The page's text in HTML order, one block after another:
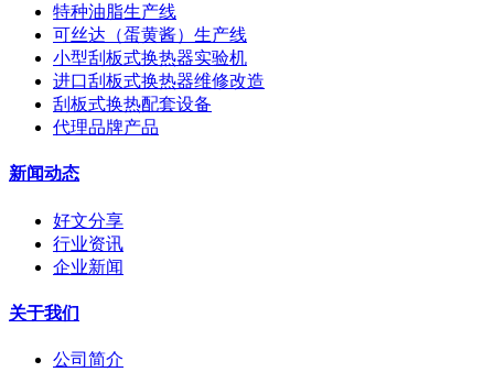
特种油脂生产线
可丝达（蛋黄酱）生产线
小型刮板式换热器实验机
进口刮板式换热器维修改造
刮板式换热配套设备
代理品牌产品
新闻动态
好文分享
行业资讯
企业新闻
关于我们
公司简介